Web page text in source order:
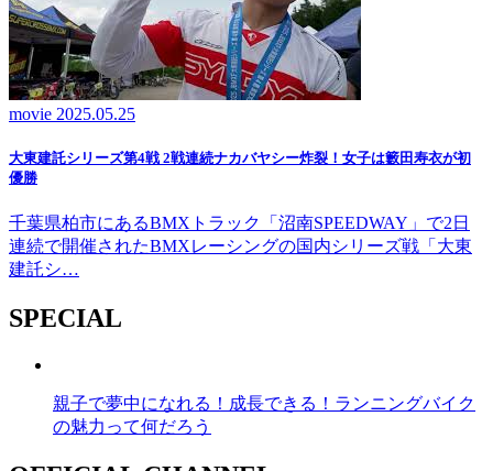
movie 2025.05.25
大東建託シリーズ第4戦 2戦連続ナカバヤシー炸裂！女子は籔田寿衣が初
優勝
千葉県柏市にあるBMXトラック「沼南SPEEDWAY」で2日
連続で開催されたBMXレーシングの国内シリーズ戦「大東
建託シ…
SPECIAL
親子で夢中になれる！成長できる！ランニングバイク
の魅力って何だろう